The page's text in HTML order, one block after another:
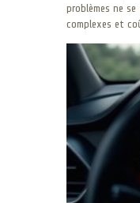
problèmes ne
complexes et